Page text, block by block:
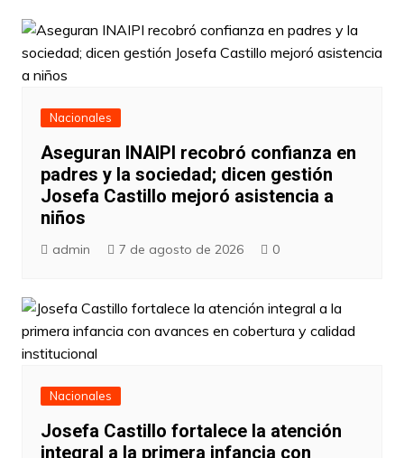
Nacionales
Aseguran INAIPI recobró confianza en
padres y la sociedad; dicen gestión
Josefa Castillo mejoró asistencia a
niños
admin 7 de agosto de 2026 0
Nacionales
Josefa Castillo fortalece la atención
integral a la primera infancia con